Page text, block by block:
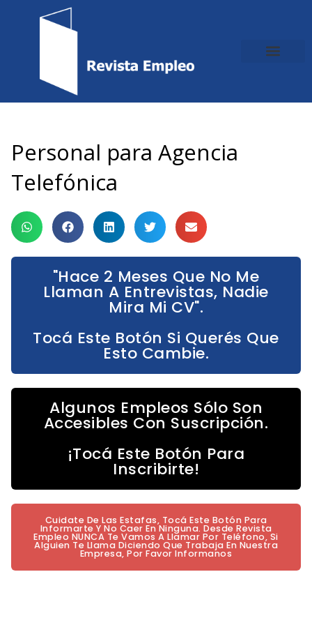
Personal para Agencia
Telefónica
"Hace 2 Meses Que No Me
Llaman A Entrevistas, Nadie
Mira Mi CV".
Tocá Este Botón Si Querés Que
Esto Cambie.
Algunos Empleos Sólo Son
Accesibles Con Suscripción.
¡Tocá Este Botón Para
Inscribirte!
Cuidate De Las Estafas, Tocá Este Botón Para
Informarte Y No Caer En Ninguna. Desde Revista
Empleo NUNCA Te Vamos A Llamar Por Teléfono, Si
Alguien Te Llama Diciendo Que Trabaja En Nuestra
Empresa, Por Favor Informanos